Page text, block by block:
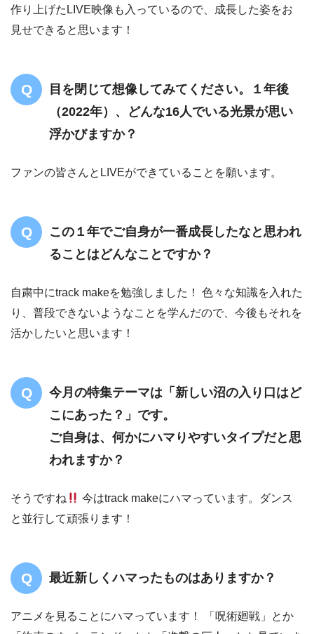
作り上げたLIVE映像も入っているので、成長した姿をお
見せできると思います！
目を閉じて想像してみてください。１年後
（2022年）、どんな16人でいる光景が思い
浮かびますか？
ファンの皆さんとLIVEができていることを願います。
この１年でご自身が一番成長したなと思われ
ることはどんなことですか？
自粛中にtrack makeを勉強しました！ 色々な知識を入れた
り、普段できないようなことを学んだので、今後もそれを
活かしたいと思います！
今月の特集テーマは「新しい沼の入り口はど
こにあった？」です。
ご自身は、何かにハマりやすいタイプだと思
われますか？
そうですね
今はtrack makeにハマっています。ダンス
と並行して頑張ります！
最近新しくハマったものはありますか？
アニメを見ることにハマっています！ 「呪術廻戦」とか